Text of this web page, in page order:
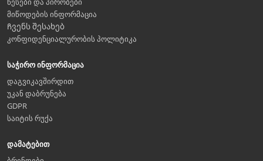
მიწოდების ინფორმაცია
Ჩვენს შესახებ
კონფიდენციალურობის პოლიტიკა
საჭირო ინფორმაცია
დაგვიკავშირდით
უკან დაბრუნება
GDPR
საიტის რუქა
დამატებით